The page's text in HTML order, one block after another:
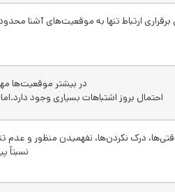
برقراری ارتباط تنها به موقعیت‌های آشنا
در بیشتر موقعیت‌ها
احتمال بروز اشتباهات بسیاری وجود
درک نکردن‌ها، نفهمیدن منظور و عدم
نسبتاً